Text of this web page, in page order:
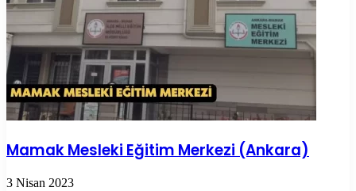
Mamak Mesleki Eğitim Merkezi (Ankara)
3 Nisan 2023